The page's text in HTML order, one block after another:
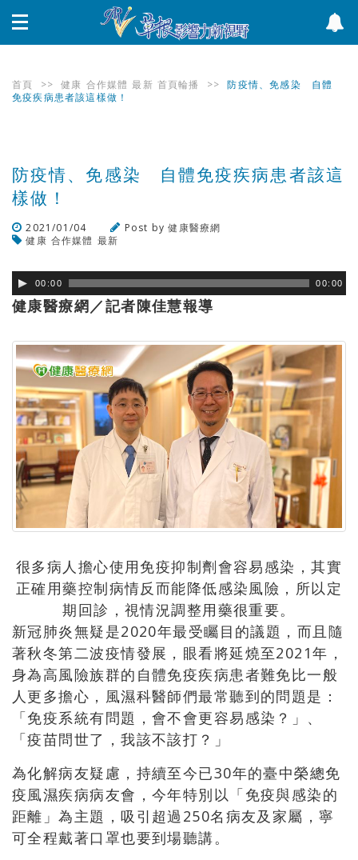
首頁 >> 健康 合作媒體 最新 首頁輪播 >>
防疫情、免感染 自體
免疫疾病患者該這樣做！
防疫情、免感染 自體免疫疾病患者該這
樣做！
2021/01/04 Post by健康醫療網
健康 合作媒體 最新
00:00 00:00
健康醫療網／記者陳佳慧報導
很多病人擔心使用免疫抑制劑會容易感染，其實
正確用藥控制病情反而能降低感染風險，所以定
期回診，視情況調整用藥很重要。
新冠肺炎無疑是2020年最受矚目的議題，而且隨
著秋冬第二波疫情發展，眼看將延燒至2021年，
身為高風險族群的自體免疫疾病患者難免比一般
人更多擔心，風濕科醫師們最常聽到的問題是：
「免疫系統有問題，會不會更容易感染？」、
「疫苗問世了，我該不該打？」
為化解病友疑慮，持續至今已30年的臺中榮總免
疫風濕疾病病友會，今年特別以「免疫與感染的
距離」為主題，吸引超過250名病友及家屬，寧
可全程戴著口罩也要到場聽講。